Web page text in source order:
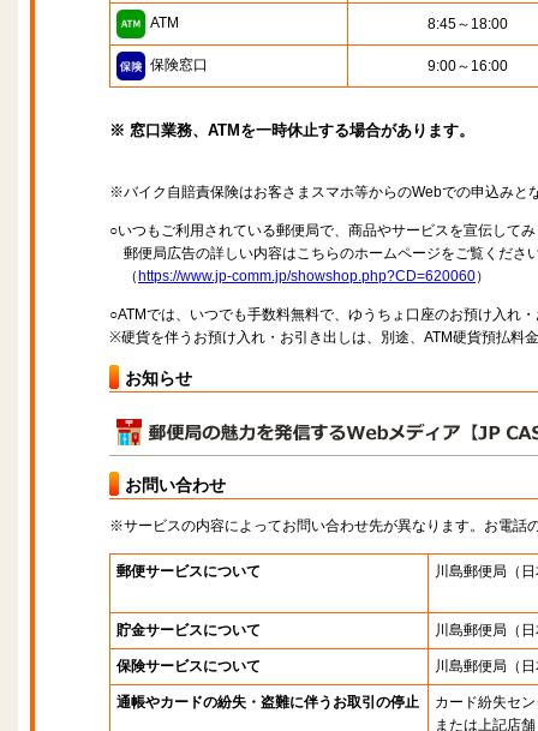
ATM 8:45～18:00
保険窓口 9:00～16:00
※ 窓口業務、ATMを一時休止する場合があります。
※バイク自賠責保険はお客さまスマホ等からのWebでの申込みと
○いつもご利用されている郵便局で、商品やサービスを宣伝して
郵便局広告の詳しい内容はこちらのホームページをご覧くださ
（ https://www.jp-comm.jp/showshop.php?CD=620060）
○ATMでは、いつでも手数料無料で、ゆうちょ口座のお預け入れ
※硬貨を伴うお預け入れ・お引き出しは、別途、ATM硬貨預払料
お知らせ
お問い合わせ
※サービスの内容によってお問い合わせ先が異なります。お電話
郵便サービスについて 川島郵便局 （
貯金サービスについて 川島郵便局 （
保険サービスについて 川島郵便局 （
通帳やカードの紛失・盗難に伴うお取引の停止
カード紛失セ
または上記店舗